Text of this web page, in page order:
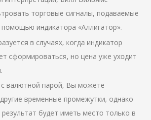
торговые сигналы, подаваемые
индикатора «Аллигатор».
в случаях, когда индикатор
сформироваться, но цена уже уходит
с валютной парой, Вы можете
временные промежутки, однако
будет иметь место только в